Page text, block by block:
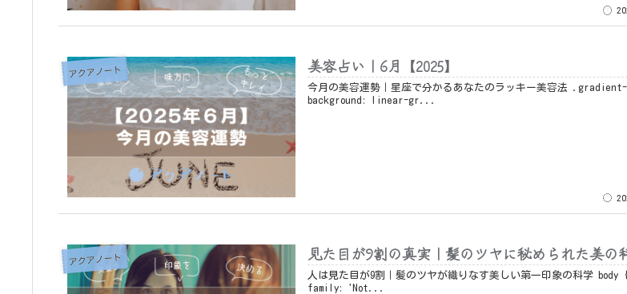
アクアノート 美容占い｜6月【2025】
今月の美容運勢｜星座で分かるあなたのラッキー美容法 .gradient-bg {
background: linear-gr...
アクアノート 見た目が9割の真実｜髪のツヤに秘められた美の
人は見た目が9割｜髪のツヤが織りなす美しい第一印象の科学 body { font-
family: 'Not...